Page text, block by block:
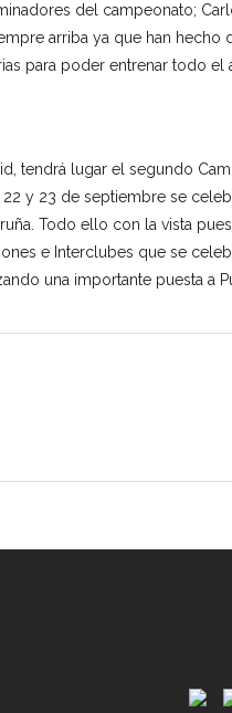
del campeonato;
arriba ya que han
para poder entrenar todo el
tendrá lugar el segundo
y 23 de septiembre se
Todo ello con la vista
e Interclubes que se
una importante puesta a